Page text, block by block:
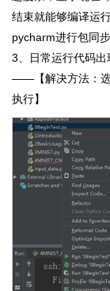
结束就能够编译运
pycharm进行包同
3、日常运行代码
――【解决方法：选
执行】